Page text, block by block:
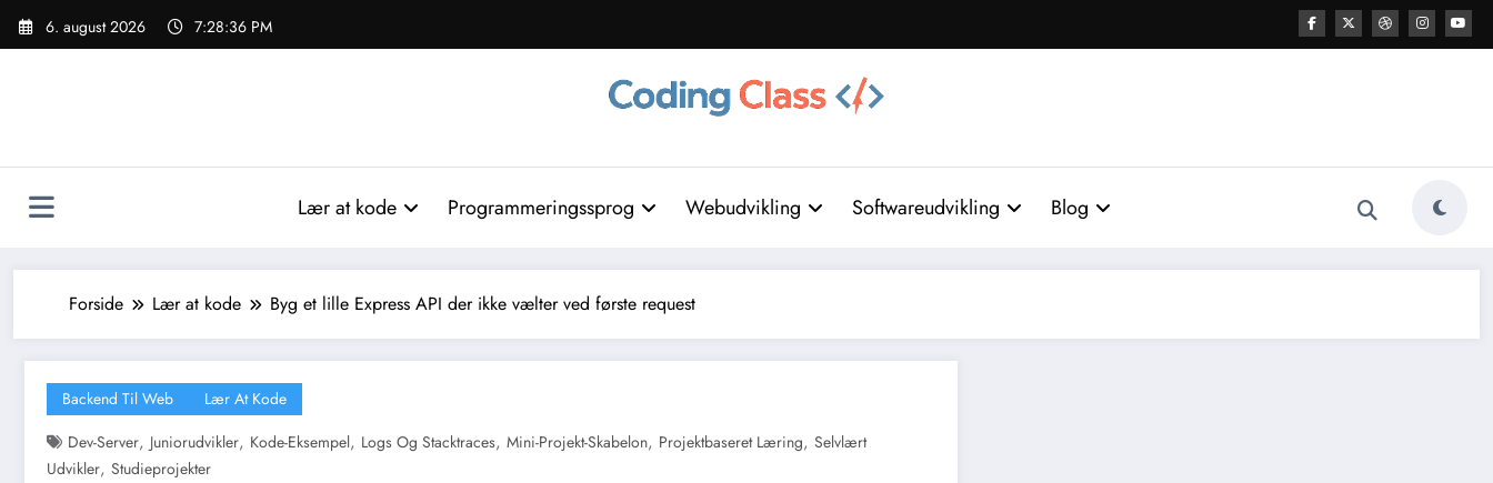
Videre
6. august 2026 7:28:37 PM
Lær at kode Programmeringssprog Webudvikling Softwareudvikling Blog
Forside Lær at kode Byg et lille Express API der ikke vælter ved første request
Backend Til Web
Lær At Kode
Dev-Server, Juniorudvikler, Kode-Eksempel, Logs Og Stacktraces, Mini-Projekt-Skabelon, Projektbaseret Læring, Selvlært
Udvikler, Studieprojekter